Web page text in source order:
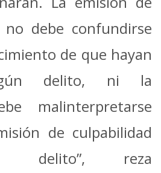
debe confundirse
de que hayan
delito, ni la
malinterpretarse
de culpabilidad
delito”, reza